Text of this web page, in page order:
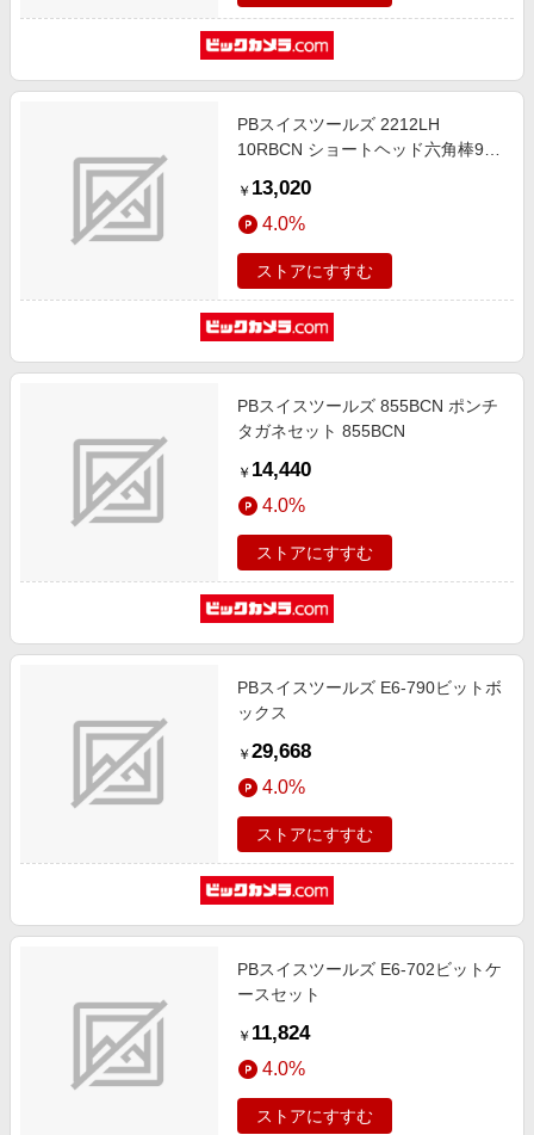
PBスイスツールズ 2212LH
10RBCN ショートヘッド六角棒9本
シ） 2212LH10RBCN
￥ 13,020
4.0%
ストアにすすむ
PBスイスツールズ 855BCN ポンチ
タガネセット 855BCN
￥ 14,440
4.0%
ストアにすすむ
PBスイスツールズ E6-790ビットボ
ックス
￥ 29,668
4.0%
ストアにすすむ
PBスイスツールズ E6-702ビットケ
ースセット
￥ 11,824
4.0%
ストアにすすむ